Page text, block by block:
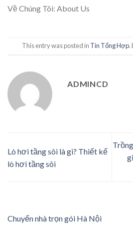
Về Chúng Tôi: About Us
This entry was posted in Tin Tổng Hợp.
ADMINCD
Lò hơi tầng sôi là gì? Thiết kế
lò hơi tầng sôi
Chuyển nhà trọn gói Hà Nội